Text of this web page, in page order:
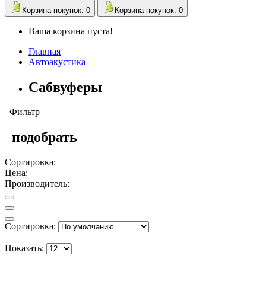
Корзина покупок: 0 Корзина покупок: 0
Ваша корзина пуста!
Главная
Автоакустика
Сабвуферы
Фильтр
подобрать
Сортировка:
Цена:
Производитель:
Сортировка:
Показать: